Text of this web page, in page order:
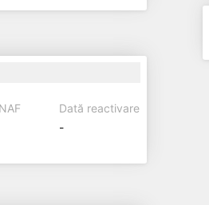
Dată reactivare
-